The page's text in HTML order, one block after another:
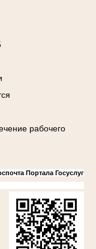
рабочего
Портала Госуслуг